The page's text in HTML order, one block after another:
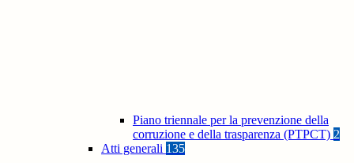
Piano triennale per la prevenzione della
corruzione e della trasparenza (PTPCT) 2
Atti generali 135